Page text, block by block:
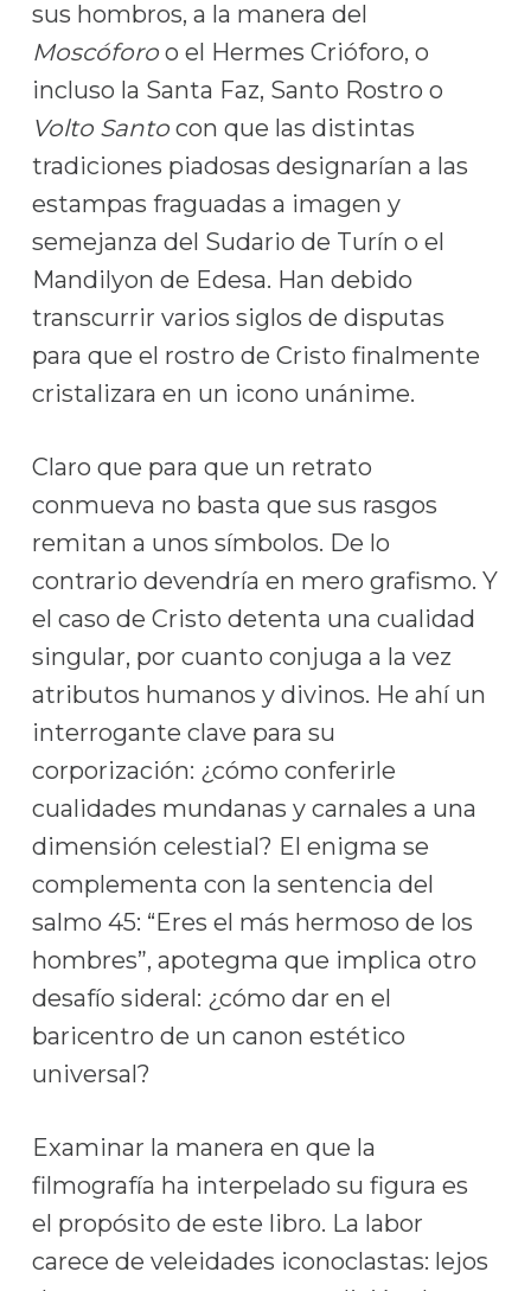
sus hombros, a la manera del
Moscóforoo el Hermes Crióforo, o
incluso la Santa Faz, Santo Rostro o
Volto Santocon que las distintas
tradiciones piadosas designarían a las
estampas fraguadas a imagen y
semejanza del Sudario de Turín o el
Mandilyon de Edesa. Han debido
transcurrir varios siglos de disputas
para que el rostro de Cristo finalmente
cristalizara en un icono unánime.
Claro que para que un retrato
conmueva no basta que sus rasgos
remitan a unos símbolos. De lo
contrario devendría en mero grafismo. Y
el caso de Cristo detenta una cualidad
singular, por cuanto conjuga a la vez
atributos humanos y divinos. He ahí un
interrogante clave para su
corporización: ¿cómo conferirle
cualidades mundanas y carnales a una
dimensión celestial? El enigma se
complementa con la sentencia del
salmo 45: “Eres el más hermoso de los
hombres”, apotegma que implica otro
desafío sideral: ¿cómo dar en el
baricentro de un canon estético
universal?
Examinar la manera en que la
filmografía ha interpelado su figura es
el propósito de este libro. La labor
carece de veleidades iconoclastas: lejos